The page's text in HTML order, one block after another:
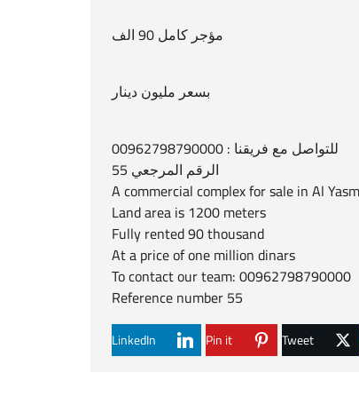
مؤجر كامل 90 الف
بسعر مليون دينار
للتواصل مع فريقنا : 00962798790000
الرقم المرجعي 55
A commercial complex for sale in Al
Land area is 1200 meters
Fully rented 90 thousand
At a price of one million dinars
To contact our team: 00962798790000
Reference number 55
Tweet
Pin it
LinkedIn